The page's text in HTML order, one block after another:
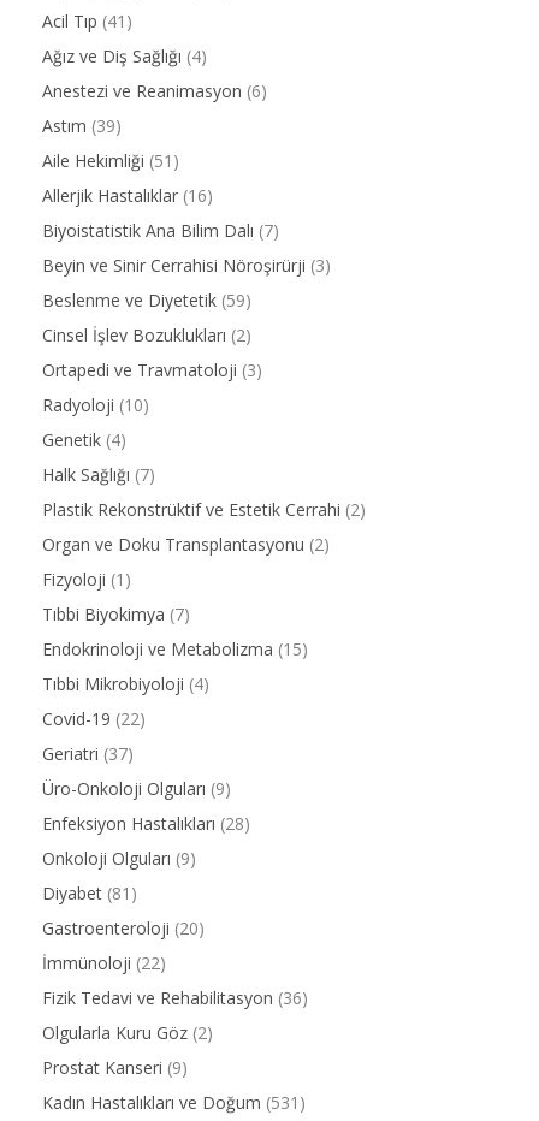
Acil Tıp (41)
Ağız ve Diş Sağlığı (4)
Anestezi ve Reanimasyon (6)
Astım (39)
Aile Hekimliği (51)
Allerjik Hastalıklar (16)
Biyoistatistik Ana Bilim Dalı (7)
Beyin ve Sinir Cerrahisi Nöroşirürji (3)
Beslenme ve Diyetetik (59)
Cinsel İşlev Bozuklukları (2)
Ortapedi ve Travmatoloji (3)
Radyoloji (10)
Genetik (4)
Halk Sağlığı (7)
Plastik Rekonstrüktif ve Estetik Cerrahi (2)
Organ ve Doku Transplantasyonu (2)
Fizyoloji (1)
Tıbbi Biyokimya (7)
Endokrinoloji ve Metabolizma (15)
Tıbbi Mikrobiyoloji (4)
Covid-19 (22)
Geriatri (37)
Üro-Onkoloji Olguları (9)
Enfeksiyon Hastalıkları (28)
Onkoloji Olguları (9)
Diyabet (81)
Gastroenteroloji (20)
İmmünoloji (22)
Fizik Tedavi ve Rehabilitasyon (36)
Olgularla Kuru Göz (2)
Prostat Kanseri (9)
Kadın Hastalıkları ve Doğum (531)